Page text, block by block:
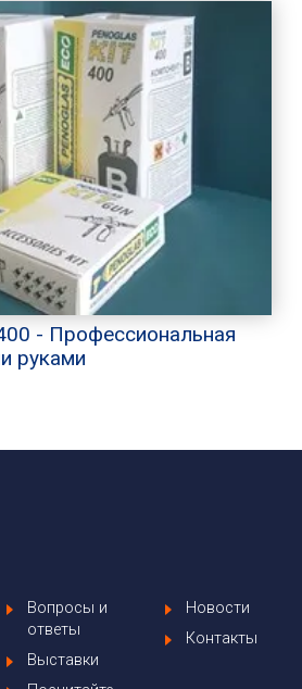
- Профессиональная
руками
Вопросы и
ответы
Выставки
Новости
Контакты